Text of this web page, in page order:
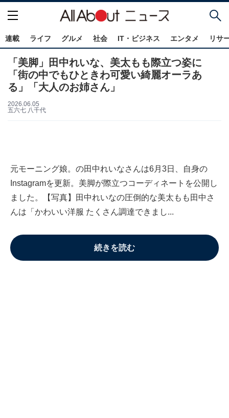
連載 ライフ グルメ 社会 IT・ビジネス エンタメ リサ
「美脚」田中れいな、美太もも際立つ姿に
「街の中でもひときわ可愛い綺麗オーラあ
る」「大人のお姉さん」
2026.06.05
五六七 八千代
元モーニング娘。の田中れいなさんは6月3日、自身の
Instagramを更新。美脚が際立つコーディネートを公開し
ました。【写真】田中れいなの圧倒的な美太もも田中さ
んは「かわいい洋服 たくさん調達できまし...
続きを読む